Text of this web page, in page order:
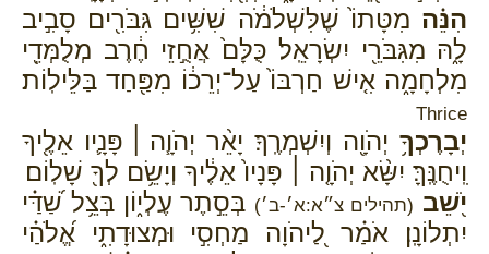
הִנֵּ֗ה מִטָּתוֹ֙ שֶׁלִּשְׁלֹמֹ֔ה שִׁשִּׁ֥ים גִּבֹּרִ֖ים סָבִ֣יב
לָ֑הּ מִגִּבֹּרֵ֖י יִשְׂרָאֵֽל׃ כֻּלָּם֙ אֲחֻ֣זֵי חֶ֔רֶב מְלֻמְּדֵ֖י
מִלְחָמָ֑ה אִ֤ישׁ חַרְבּוֹ֙ עַל־יְרֵכ֔וֹ מִפַּ֖חַד בַּלֵּילֽוֹת׃
Thrice
יְבָרֶכְךָ֥ יְהֹוָ֖ה וְיִשְׁמְרֶֽךָ׃ יָאֵ֨ר יְהֹוָ֧ה ׀ פָּנָ֛יו אֵלֶ֖יךָ
וִֽיחֻנֶּֽךָּ׃ יִשָּׂ֨א יְהֹוָ֤ה ׀ פָּנָיו֙ אֵלֶ֔יךָ וְיָשֵׂ֥ם לְךָ֖ שָׁלֽוֹם׃
יֹ֭שֵׁב (תהילים צ״א:א׳-ב׳) בְּסֵ֣תֶר עֶלְי֑וֹן בְּצֵ֥ל שַׁ֝דַּ֗י
יִתְלוֹנָֽן׃ אֹמַ֗ר לַ֭יהֹוָה מַחְסִ֣י וּמְצוּדָתִ֑י אֱ֝לֹהַ֗י